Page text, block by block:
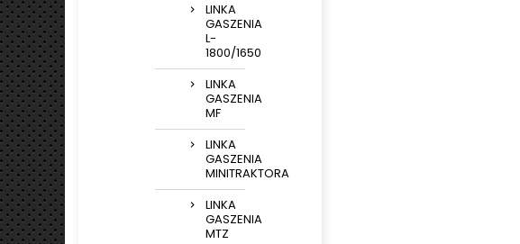
LINKA
GASZENIA
L-
1800/1650
LINKA
GASZENIA
MF
LINKA
GASZENIA
MINITRAKTORA
LINKA
GASZENIA
MTZ